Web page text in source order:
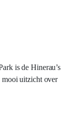
is de Hinerau’s
mooi uitzicht over